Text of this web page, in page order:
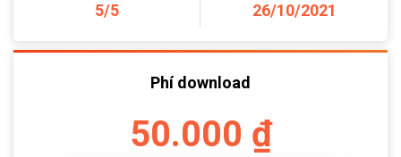
5/5 26/10/2021
Phí download
50.000 ₫